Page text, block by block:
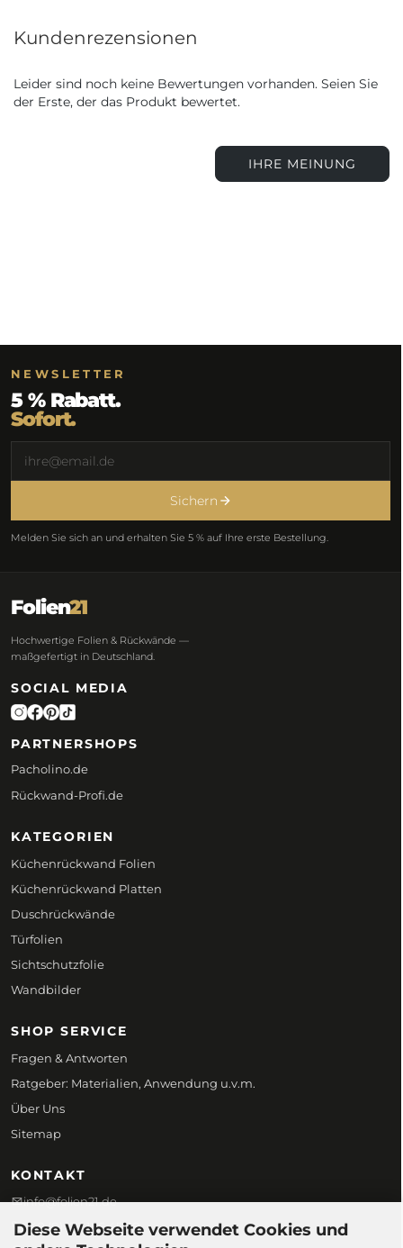
Diese Webseite verwendet Cookies und
Kundenrezensionen
Leider sind noch keine Bewertungen vorhanden. Seien Sie
der Erste, der das Produkt bewertet.
IHRE MEINUNG
NEWSLETTER
5 % Rabatt.
Sofort.
Sichern
Melden Sie sich an und erhalten Sie 5 % auf Ihre erste Bestellung.
Folien21
Hochwertige Folien & Rückwände —
maßgefertigt in Deutschland.
SOCIAL MEDIA
PARTNERSHOPS
Pacholino.de
Rückwand-Profi.de
KATEGORIEN
Küchenrückwand Folien
Küchenrückwand Platten
Duschrückwände
Türfolien
Sichtschutzfolie
Wandbilder
SHOP SERVICE
Fragen & Antworten
Ratgeber: Materialien, Anwendung u.v.m.
Über Uns
Sitemap
KONTAKT
info@folien21.de
+49 (0) 172 186 45 98